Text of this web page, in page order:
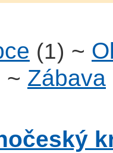
(1) ~
~ Zábava